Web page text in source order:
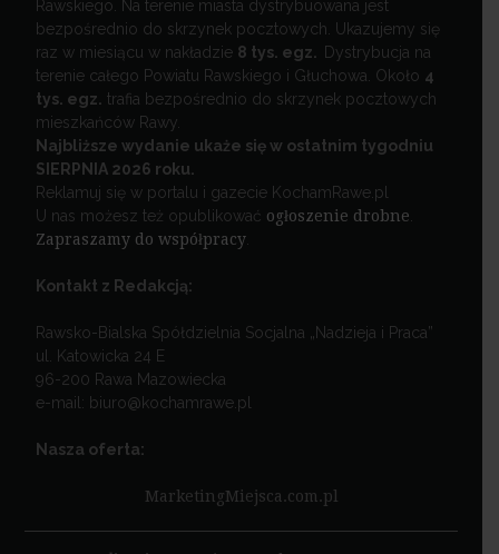
Rawskiego. Na terenie miasta dystrybuowana jest
bezpośrednio do skrzynek pocztowych. Ukazujemy się
raz w miesiącu w nakładzie 8 tys. egz.
Dystrybucja na
terenie całego Powiatu Rawskiego i Głuchowa. Około 4
tys. egz. trafia bezpośrednio do skrzynek pocztowych
mieszkańców Rawy.
Najbliższe wydanie ukaże się w ostatnim tygodniu
SIERPNIA 2026 roku.
Reklamuj się w portalu i gazecie KochamRawe.pl
U nas możesz też opublikować ogłoszenie drobne
Zapraszamy do współpracy.
Kontakt z Redakcją:
Rawsko-Bialska Spółdzielnia Socjalna „Nadzieja i Praca”
ul. Katowicka 24 E
96-200 Rawa Mazowiecka
e-mail: biuro@kochamrawe.pl
Nasza oferta:
MarketingMiejsca.com.pl